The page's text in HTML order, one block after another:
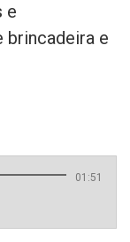
e
e
01:51